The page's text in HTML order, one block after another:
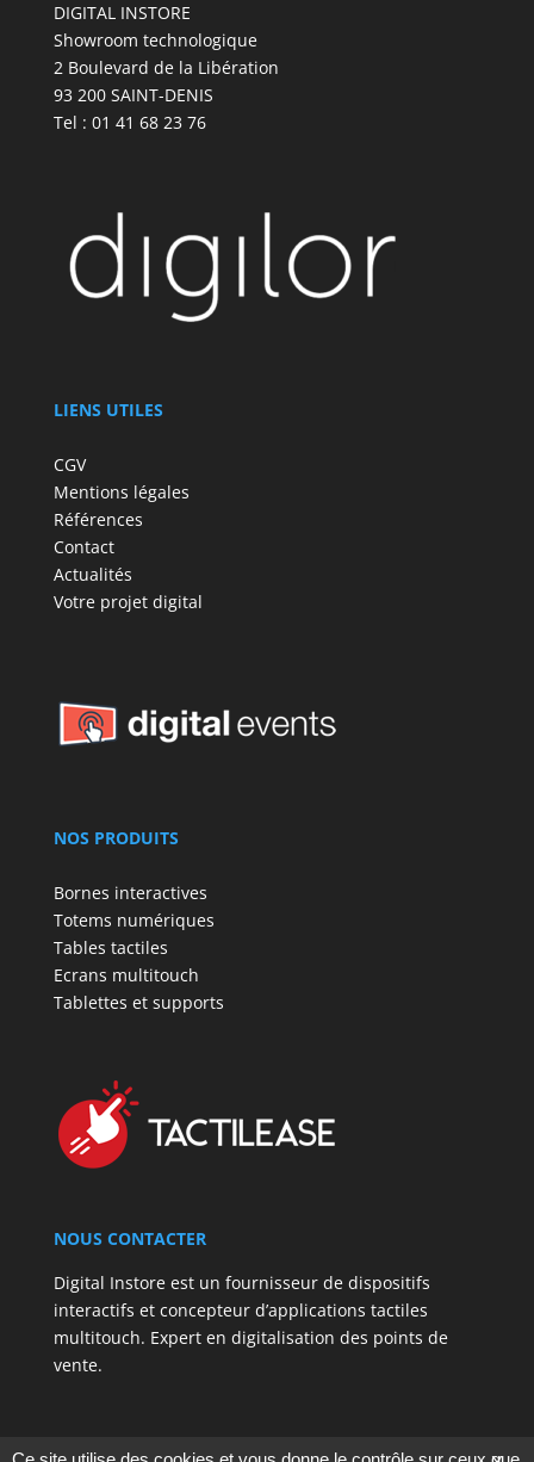
DIGITAL INSTORE
Showroom technologique
2 Boulevard de la Libération
93 200 SAINT-DENIS
Tel : 01 41 68 23 76
LIENS UTILES
CGV
Mentions légales
Références
Contact
Actualités
Votre projet digital
NOS PRODUITS
Bornes interactives
Totems numériques
Tables tactiles
Ecrans multitouch
Tablettes et supports
NOUS CONTACTER
Digital Instore est un fournisseur de dispositifs
interactifs et concepteur d’applications tactiles
multitouch. Expert en digitalisation des points de
vente.